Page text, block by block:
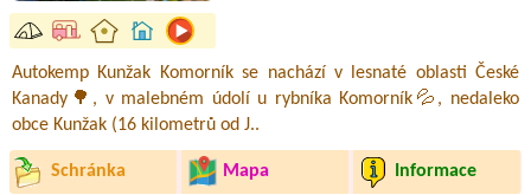
Autokemp Kunžak Komorník se nachází v lesnaté oblasti České
Kanady🌳, v malebném údolí u rybníka Komorník💦, nedaleko
obce Kunžak (16 kilometrů od J..
Schránka Mapa Informace